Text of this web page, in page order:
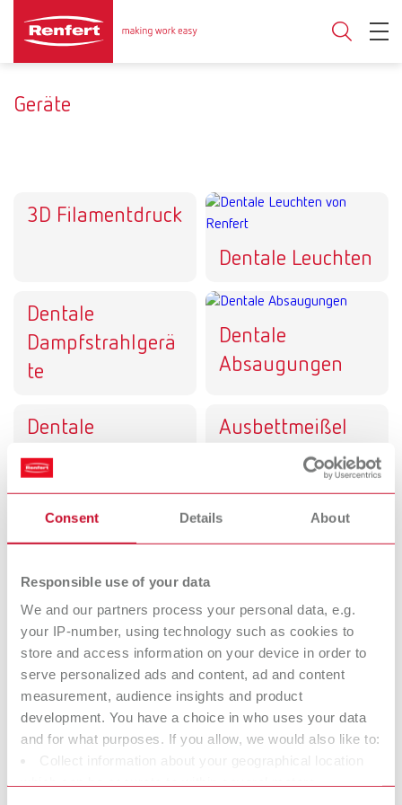
Consent Details About
Responsible use of your data
We and our partners process your personal data, e.g.
your IP-number, using technology such as cookies to
store and access information on your device in order to
serve personalized ads and content, ad and content
measurement, audience insights and product
development. You have a choice in who uses your data
and for what purposes. If you allow, we would also like to:
Collect information about your geographical location
Geräte
3D Filamentdruck
Dentale Leuchten
Dentale
Dampfstrahlgerä
te
Dentale
Absaugungen
Dentale
Strahlgeräte
Freier Blick. Freier Arbeiten.
Ausbettmeißel
Anmischgeräte Rüttler
Dentale Trimmer
Mit mehr Leichtigkeit
Zahnkranzfräser
Pinbohrgeräte
Elektrische
Wachsmesser
Sicherer modellieren. In der